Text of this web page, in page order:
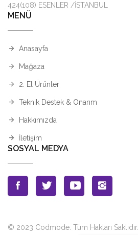
424(108) ESENLER /İSTANBUL
MENÜ
Anasayfa
Mağaza
2. El Ürünler
Teknik Destek & Onarım
Hakkımızda
İletişim
SOSYAL MEDYA
© 2023 Codmode. Tüm Hakları Saklıdır.